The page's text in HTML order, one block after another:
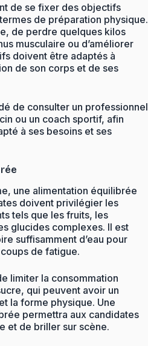
de se fixer des objectifs
de préparation physique.
de perdre quelques kilos
musculaire ou d’améliorer
doivent être adaptés à
de son corps et de ses
de consulter un professionnel
ou un coach sportif, afin
à ses besoins et ses
une alimentation équilibrée
doivent privilégier les
tels que les fruits, les
glucides complexes. Il est
suffisamment d’eau pour
de fatigue.
limiter la consommation
qui peuvent avoir un
la forme physique. Une
permettra aux candidates
et de briller sur scène.